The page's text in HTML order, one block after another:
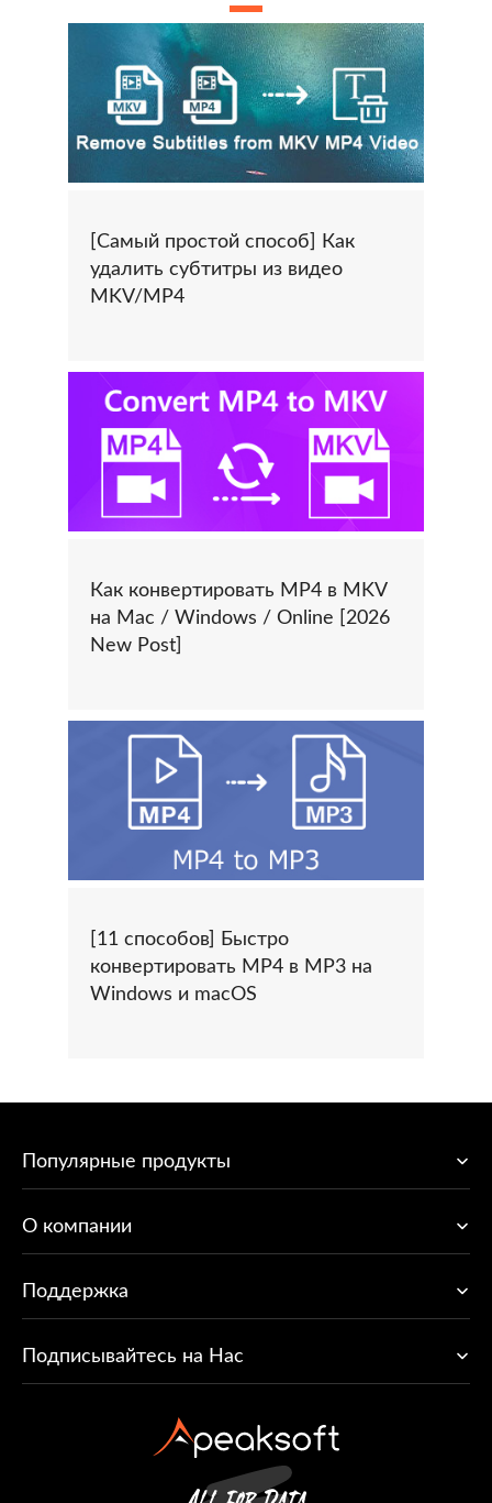
[Самый простой способ] Как
удалить субтитры из видео
MKV/MP4
Как конвертировать MP4 в MKV
на Mac / Windows / Online [2026
New Post]
[11 способов] Быстро
конвертировать MP4 в MP3 на
Windows и macOS
Популярные продукты
O компании
Поддержка
Подписывайтесь на Нас